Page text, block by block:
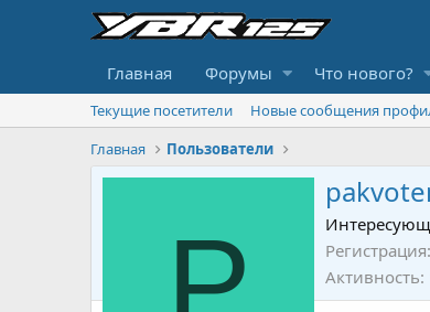
Главная Форумы Что нового?
Текущие посетители Новые сообщения
Главная
Пользователи
P
Регистрация
Активность